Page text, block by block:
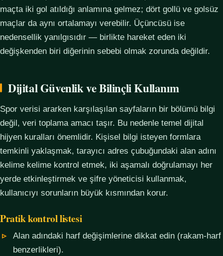
maçta iki gol atıldığı anlamına gelmez; dört gollü ve golsüz
maçlar da aynı ortalamayı verebilir. Üçüncüsü ise
nedensellik yanılgısıdır — birlikte hareket eden iki
değişkenden biri diğerinin sebebi olmak zorunda değildir.
Dijital Güvenlik ve Bilinçli Kullanım
Spor verisi ararken karşılaşılan sayfaların bir bölümü bilgi
değil, veri toplama amacı taşır. Bu nedenle temel dijital
hijyen kuralları önemlidir. Kişisel bilgi isteyen formlara
temkinli yaklaşmak, tarayıcı adres çubuğundaki alan adını
kelime kelime kontrol etmek, iki aşamalı doğrulamayı her
yerde etkinleştirmek ve şifre yöneticisi kullanmak,
kullanıcıyı sorunların büyük kısmından korur.
Pratik kontrol listesi
Alan adındaki harf değişimlerine dikkat edin (rakam-harf
benzerlikleri).